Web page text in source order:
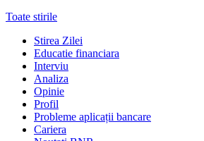
Toate stirile
Stirea Zilei
Educatie financiara
Interviu
Analiza
Opinie
Profil
Probleme aplicații bancare
Cariera